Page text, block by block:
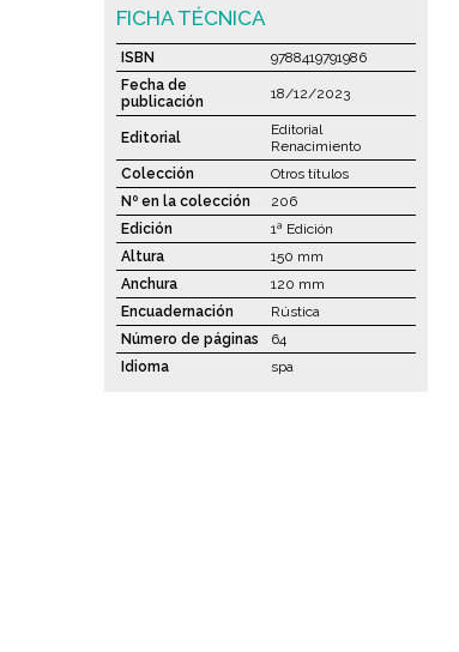
FICHA TÉCNICA
ISBN
9788419791986
Fecha de
publicación
18/12/2023
Editorial
Editorial
Renacimiento
Colección
Otros títulos
Nº en la colección
206
Edición
1ª Edición
Altura
150 mm
Anchura
120 mm
Encuadernación
Rústica
Número de páginas
64
Idioma
spa